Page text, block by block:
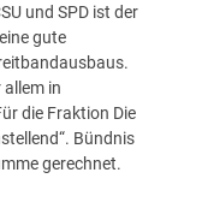
und SPD ist der
gute
allem in
die Fraktion Die
Bündnis
gerechnet.